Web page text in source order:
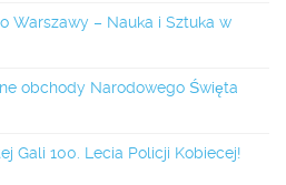
Warszawy – Nauka i Sztuka w
obchody Narodowego Święta
Gali 100. Lecia Policji Kobiecej!